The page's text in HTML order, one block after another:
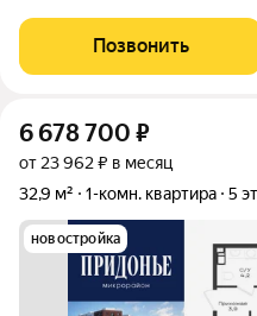
стяжка, штукатурка,
под сплит системы и
Позвонить
6 678 700 ₽
от 23 962 ₽ в месяц
32,9 м²
1-комн. квартира 5
новостройка